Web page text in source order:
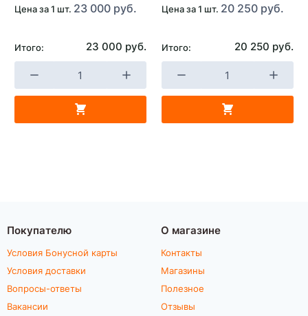
Цена за 1 шт. 23 000 руб.
Итого: 23 000 руб.
Цена за 1 шт. 20 250 руб.
Итого: 20 250 руб.
Покупателю
Условия Бонусной карты
Условия доставки
Вопросы-ответы
Вакансии
О магазине
Контакты
Магазины
Полезное
Отзывы